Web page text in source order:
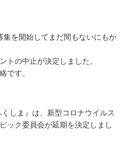
集を開始してまだ間もないにもか
トの中止が決定しました。
です。
しま』は、新型コロナウイルス
ック委員会が延期を決定しまし